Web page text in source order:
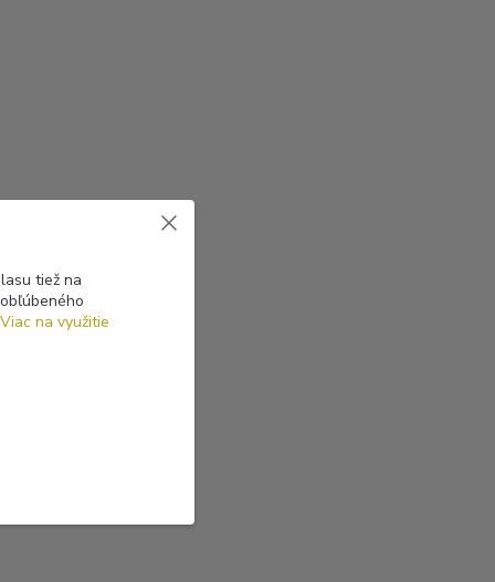
tiež na
Viac na využitie